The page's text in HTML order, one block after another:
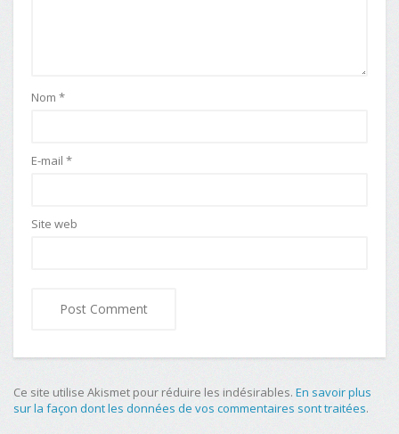
Nom *
E-mail *
Site web
Ce site utilise Akismet pour réduire les indésirables. En savoir plus
sur la façon dont les données de vos commentaires sont traitées.